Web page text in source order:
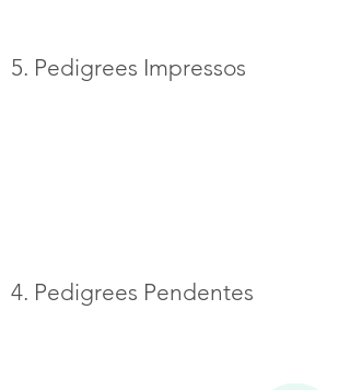
5. Pedigrees Impressos
4. Pedigrees Pendentes